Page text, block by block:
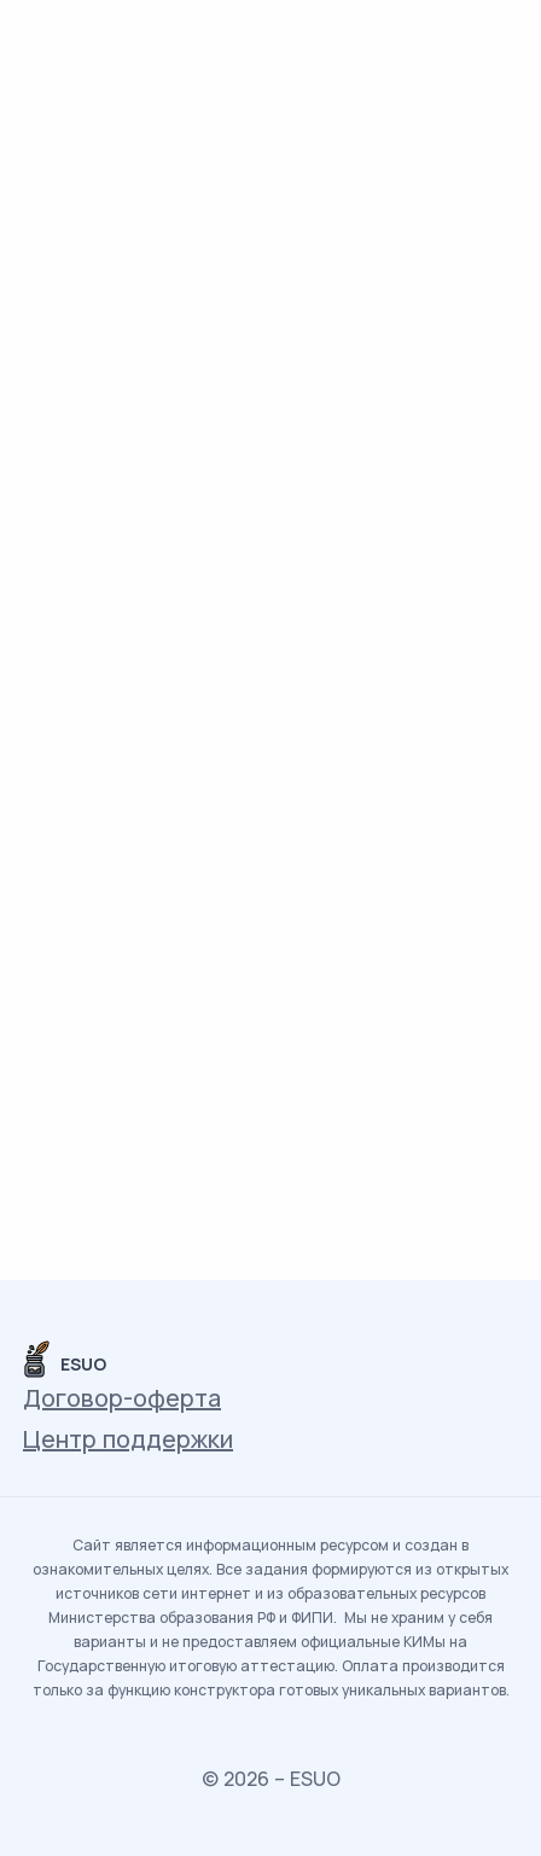
ESUO
Договор-оферта
Центр поддержки
Сайт является информационным ресурсом и создан в
ознакомительных целях. Все задания формируются из открытых
источников сети интернет и из образовательных ресурсов
Министерства образования РФ и ФИПИ. Мы не храним у себя
варианты и не предоставляем официальные КИМы на
Государственную итоговую аттестацию. Оплата производится
только за функцию конструктора готовых уникальных вариантов.
© 2026 – ESUO